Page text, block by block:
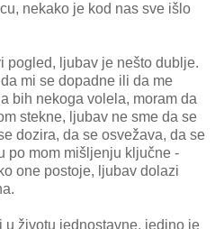
nekako je kod nas sve išlo
pogled, ljubav je nešto dublje.
mi se dopadne ili da me
bih nekoga volela, moram da
stekne, ljubav ne sme da se
dozira, da se osvežava, da se
po mom mišljenju ključne -
one postoje, ljubav dolazi
u životu jednostavne, jedino je